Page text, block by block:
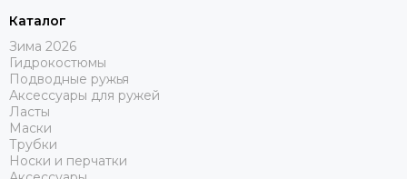
Каталог
Зима 2026
Гидрокостюмы
Подводные ружья
Аксессуары для ружей
Ласты
Маски
Трубки
Носки и перчатки